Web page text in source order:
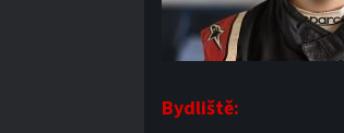
Bydliště: